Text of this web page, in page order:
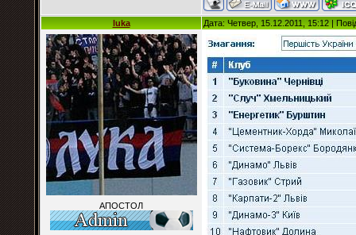
luka Дата: Четвер, 15.12.2011, 15:12 |
АПОСТОЛ